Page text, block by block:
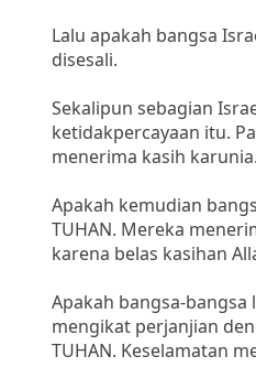
Lalu apakah bangsa
disesali.
Sekalipun sebagian
ketidakpercayaan itu.
menerima kasih
Apakah kemudian
TUHAN. Mereka
karena belas kasihan
Apakah bangsa-
mengikat perjanjian
TUHAN. Keselamatan